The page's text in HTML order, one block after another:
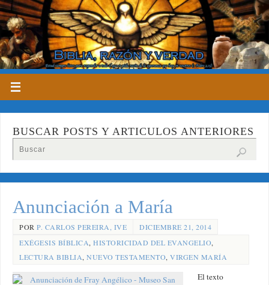
BUSCAR POSTS Y ARTICULOS ANTERIORES
Anunciación a María
PORP. CARLOS PEREIRA, IVE
DICIEMBRE 21, 2014
EXÉGESIS BÍBLICA,HISTORICIDAD DEL EVANGELIO,
LECTURA BIBLIA,NUEVO TESTAMENTO,VIRGEN MARÍA
El texto